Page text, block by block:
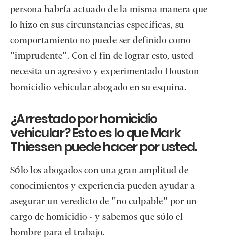
persona habría actuado de la misma manera que
lo hizo en sus circunstancias específicas, su
comportamiento no puede ser definido como
"imprudente". Con el fin de lograr esto, usted
necesita un agresivo y experimentado Houston
homicidio vehicular abogado en su esquina.
¿Arrestado por homicidio
vehicular? Esto es lo que Mark
Thiessen puede hacer por usted.
Sólo los abogados con una gran amplitud de
conocimientos y experiencia pueden ayudar a
asegurar un veredicto de "no culpable" por un
cargo de homicidio - y sabemos que sólo el
hombre para el trabajo.